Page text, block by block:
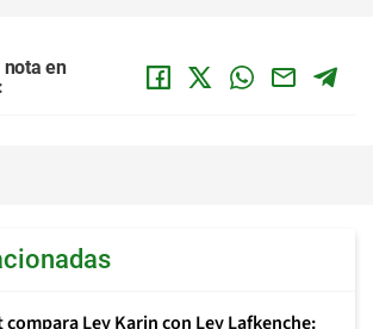
en
Ley Karin con Ley Lafkenche: